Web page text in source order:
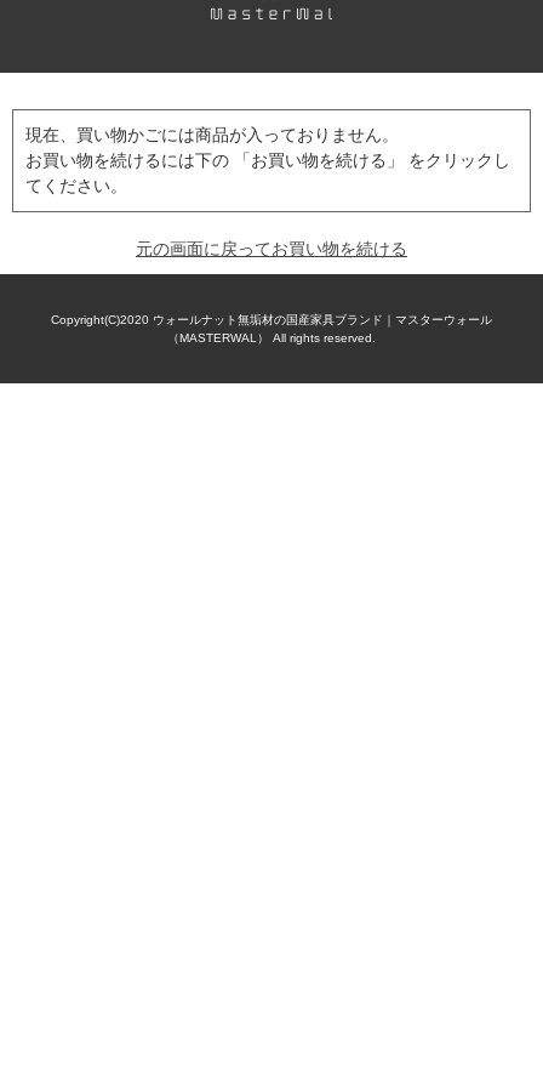
現在、買い物かごには商品が入っておりません。
お買い物を続けるには下の 「お買い物を続ける」 をクリックし
てください。
元の画面に戻ってお買い物を続ける
Copyright(C)2020 ウォールナット無垢材の国産家具ブランド｜マスターウォール
（MASTERWAL） All rights reserved.